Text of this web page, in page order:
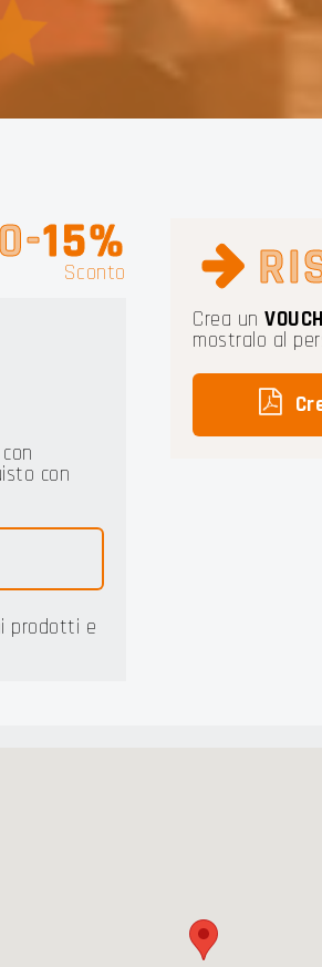
15%
Sconto
con
prodotti e
Crea un
mostralo al